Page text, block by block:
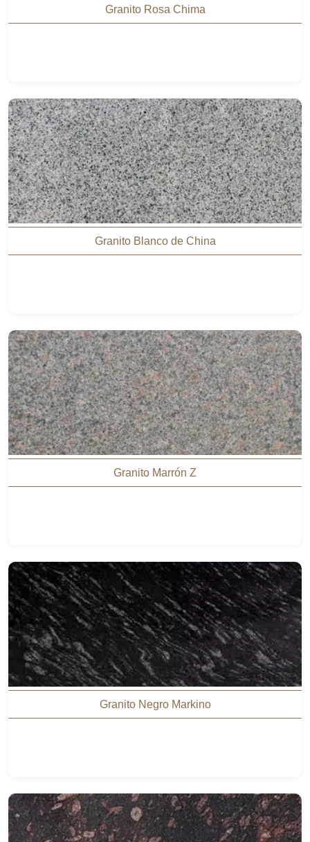
Granito Rosa Chima
Granito Blanco de China
Granito Marrón Z
Granito Negro Markino